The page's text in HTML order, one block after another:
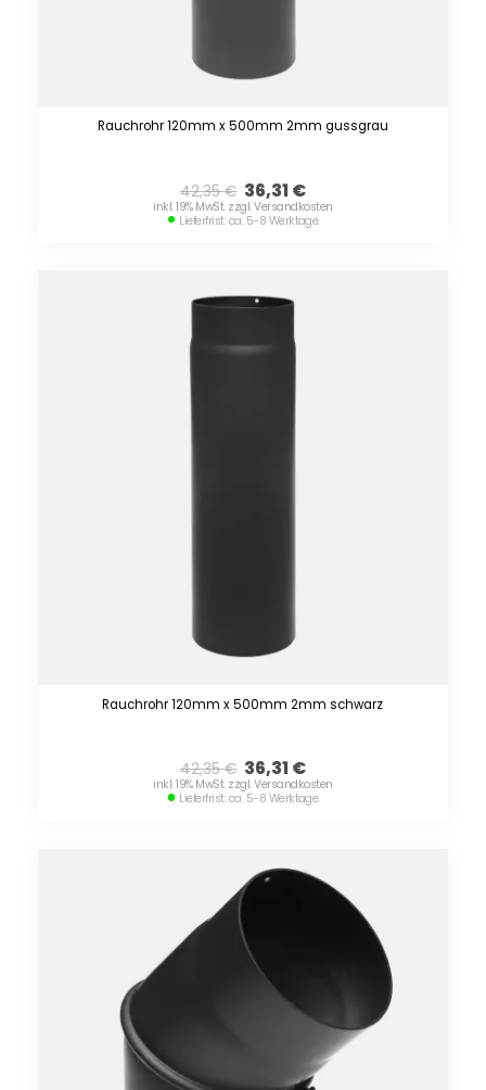
Rauchrohr 120mm x 500mm 2mm gussgrau
42,35€ 36,31 €
inkl. 19% MwSt. zzgl. Versandkosten
Lieferfrist: ca. 5-8 Werktage.
Rauchrohr 120mm x 500mm 2mm schwarz
42,35€ 36,31 €
inkl. 19% MwSt. zzgl. Versandkosten
Lieferfrist: ca. 5-8 Werktage.